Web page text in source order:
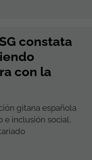
constata
con la
gitana española
e inclusión social,